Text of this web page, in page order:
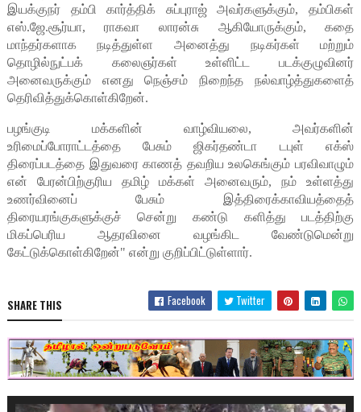
இயக்குநர் தம்பி கார்த்திக் சுப்புராஜ் அவர்களுக்கும், தம்பிகள்
எஸ்.ஜே.சூர்யா, ராகவா லாரன்சு ஆகியோருக்கும், கதை
மாந்தர்களாக நடித்துள்ள அனைத்து நடிகர்கள் மற்றும்
தொழில்நுட்பக் கலைஞர்கள் உள்ளிட்ட படக்குழுவினர்
அனைவருக்கும் எனது நெஞ்சம் நிறைந்த நல்வாழ்த்துகளைத்
தெரிவித்துக்கொள்கிறேன்.
பழங்குடி மக்களின் வாழ்வியலை, அவர்களின்
உரிமைப்போராட்டத்தை பேசும் ஜிகர்தண்டா டபுள் எக்ஸ்
திரைப்படத்தை இதுவரை காணத் தவறிய உலகெங்கும் பரவிவாழும்
என் பேரன்பிற்குரிய தமிழ் மக்கள் அனைவரும், நம் உள்ளத்து
உணர்வினைப் பேசும் இத்திரைக்காவியத்தைத்
திரையரங்குகளுக்குச் சென்று கண்டு களித்து படத்திற்கு
மிகப்பெரிய ஆதரவினை வழங்கிட வேண்டுமென்று
கேட்டுக்கொள்கிறேன்" என்று குறிப்பிட்டுள்ளார்.
SHARE THIS Facebook Twitter